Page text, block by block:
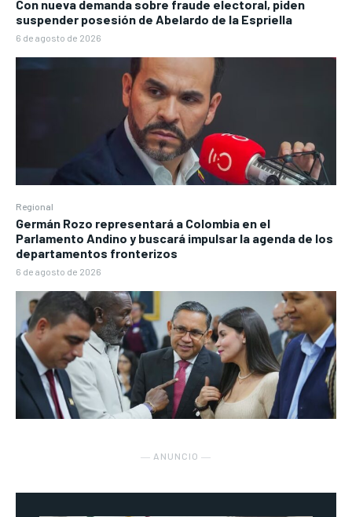
Con nueva demanda sobre fraude electoral, piden
suspender posesión de Abelardo de la Espriella
6 de agosto de 2026
Regional
Germán Rozo representará a Colombia en el
Parlamento Andino y buscará impulsar la agenda de los
departamentos fronterizos
6 de agosto de 2026
― ANUNCIO ―